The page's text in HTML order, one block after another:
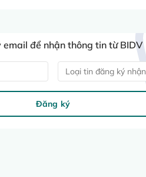
để nhận thông tin từ BIDV
Loại tin đăng ký nhận
Đăng ký